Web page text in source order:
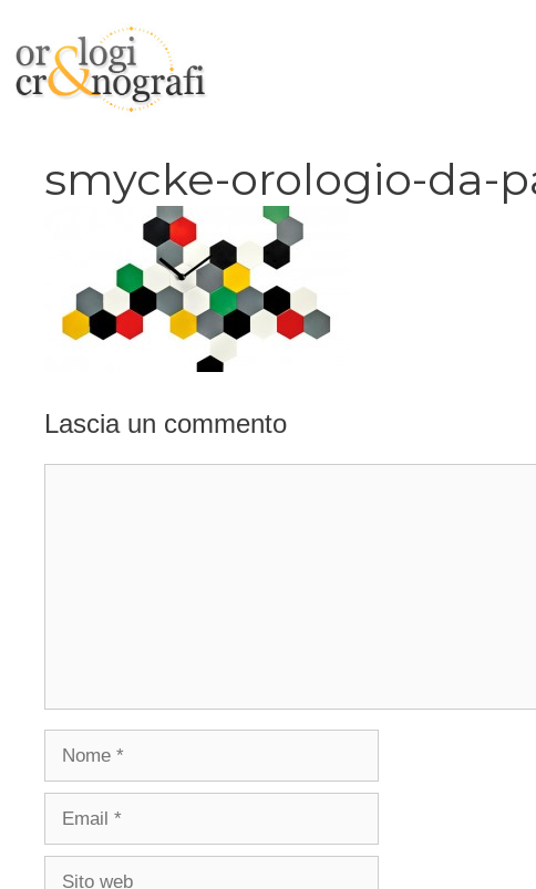
contenuto
smycke-orologio-da-
Lascia un commento
Nome
Email
Sito